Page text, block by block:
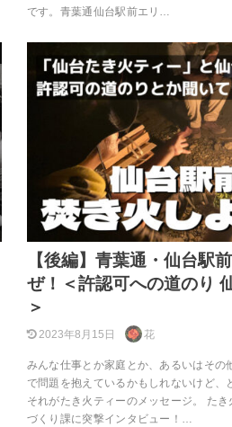
です。青葉通仙台駅前エリ…
【後編】青葉通・仙台駅
ぜ！＜許認可への道のり
＞
2023年8月15日 花
みんな仕事とか家庭とか、あるいはその
で問題を抱えているかもしれないけど、
それがたき火ティーのメッセージ。 た
づくり課に突撃インタビュー！…